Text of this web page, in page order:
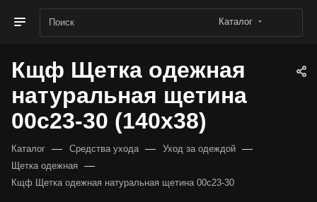
Каталог
Кщф Щетка одежная
натуральная щетина
00с23-30 (140х38)
Каталог — Средства ухода — Уход за одеждой —
Щетка одежная —
Кщф Щетка одежная натуральная щетина 00с23-30